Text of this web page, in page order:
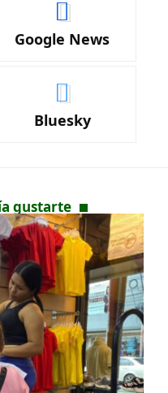
Google News
Bluesky
gustarte